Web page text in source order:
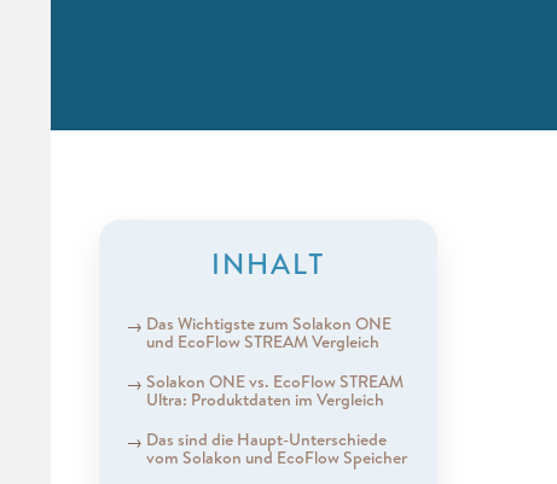
INHALT
Das Wichtigste zum Solakon ONE
und EcoFlow STREAM Vergleich
Solakon ONE vs. EcoFlow STREAM
Ultra: Produktdaten im Vergleich
Das sind die Haupt-Unterschiede
vom Solakon und EcoFlow Speicher